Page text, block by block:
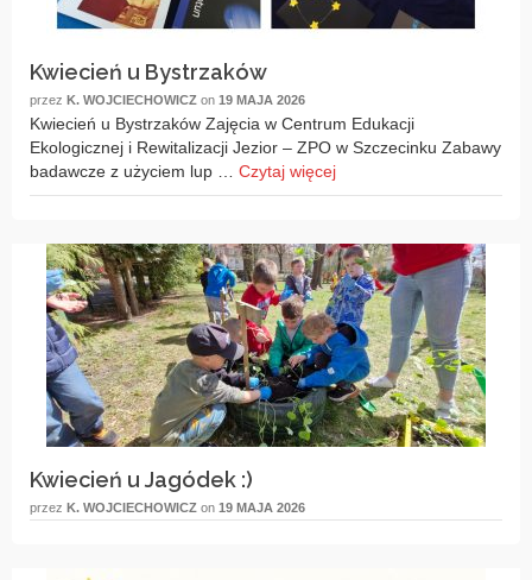
Kwiecień u Bystrzaków
przez K. WOJCIECHOWICZ on 19 MAJA 2026
Kwiecień u Bystrzaków Zajęcia w Centrum Edukacji
Ekologicznej i Rewitalizacji Jezior – ZPO w Szczecinku Zabawy
badawcze z użyciem lup … Czytaj więcej
Kwiecień u Jagódek :)
przez K. WOJCIECHOWICZ on 19 MAJA 2026